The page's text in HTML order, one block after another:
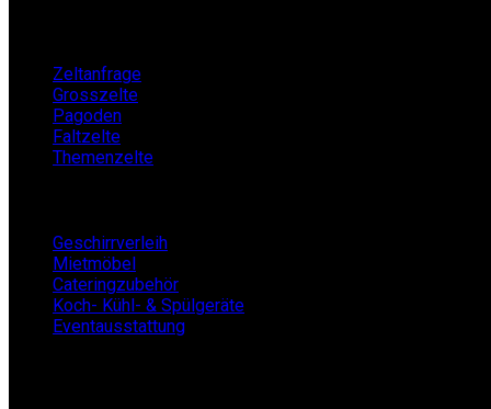
Zeltanfrage
Grosszelte
Pagoden
Faltzelte
Themenzelte
Geschirrverleih
Mietmöbel
Cateringzubehör
Koch- Kühl- & Spülgeräte
Eventausstattung